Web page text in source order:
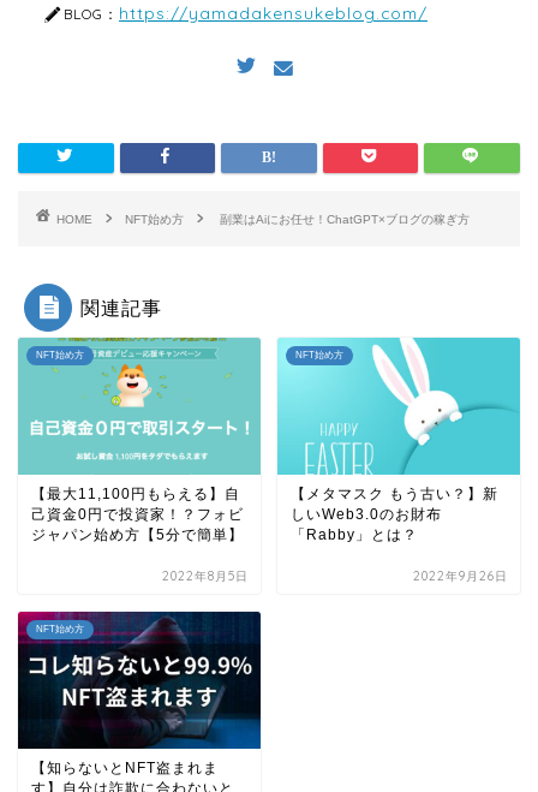
BLOG： https://yamadakensukeblog.com/
HOME NFT始め方 副業はAiにお任せ！ChatGPT×ブログの稼ぎ方
関連記事
NFT始め方
【最大11,100円もらえる】自
己資金0円で投資家！？フォビ
ジャパン始め方【5分で簡単】
2022年8月5日
NFT始め方
【メタマスク もう古い？】新
しいWeb3.0のお財布
「Rabby」とは？
2022年9月26日
NFT始め方
【知らないとNFT盗まれま
す】自分は詐欺に合わないと